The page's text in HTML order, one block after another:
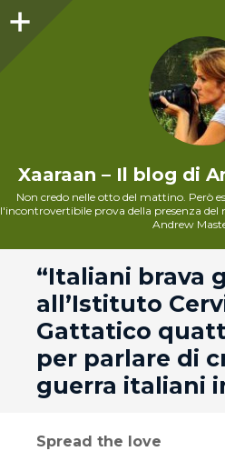
Xaaraan – Il blog di
Non credo nelle otto del mattino. Però
l'incontrovertibile prova della presenza
Andrew
“Italiani brava
all’Istituto
Gattatico
per parlare di
guerra italiani
Spread the love